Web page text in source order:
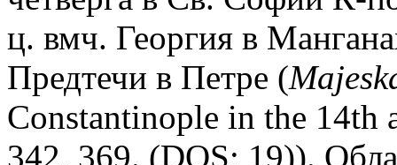
ц. вмч. Георгия в
Предтечи в Петре (
Constantinople in the 14th
342, 369. (DOS; 19)).